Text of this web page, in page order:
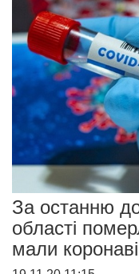
За останню
області
мали